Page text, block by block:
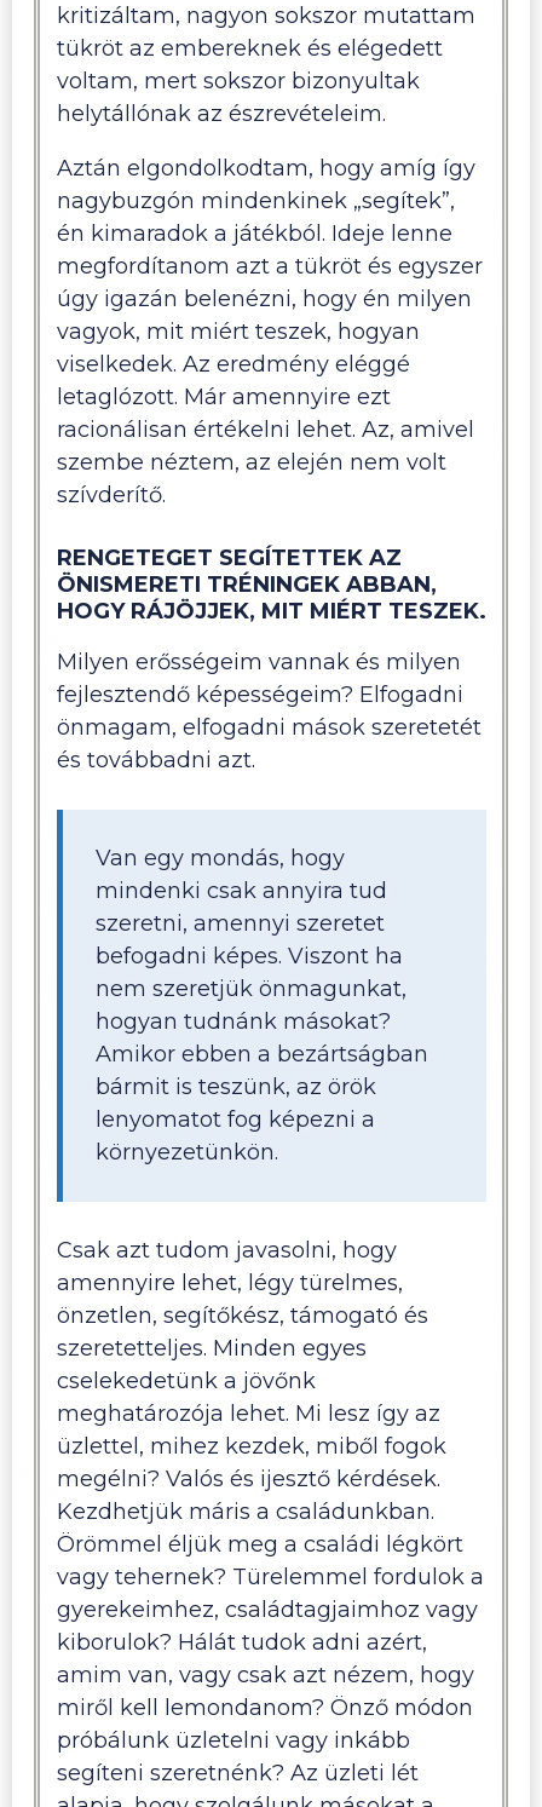
kritizáltam, nagyon sokszor mutattam
tükröt az embereknek és elégedett
voltam, mert sokszor bizonyultak
helytállónak az észrevételeim.
Aztán elgondolkodtam, hogy amíg így
nagybuzgón mindenkinek „segítek”,
én kimaradok a játékból. Ideje lenne
megfordítanom azt a tükröt és egyszer
úgy igazán belenézni, hogy én milyen
vagyok, mit miért teszek, hogyan
viselkedek. Az eredmény eléggé
letaglózott. Már amennyire ezt
racionálisan értékelni lehet. Az, amivel
szembe néztem, az elején nem volt
szívderítő.
RENGETEGET SEGÍTETTEK AZ
ÖNISMERETI TRÉNINGEK ABBAN,
HOGY RÁJÖJJEK, MIT MIÉRT TESZEK.
Milyen erősségeim vannak és milyen
fejlesztendő képességeim? Elfogadni
önmagam, elfogadni mások szeretetét
és továbbadni azt.
Van egy mondás, hogy
mindenki csak annyira tud
szeretni, amennyi szeretet
befogadni képes. Viszont ha
nem szeretjük önmagunkat,
hogyan tudnánk másokat?
Amikor ebben a bezártságban
bármit is teszünk, az örök
lenyomatot fog képezni a
környezetünkön.
Csak azt tudom javasolni, hogy
amennyire lehet, légy türelmes,
önzetlen, segítőkész, támogató és
szeretetteljes. Minden egyes
cselekedetünk a jövőnk
meghatározója lehet. Mi lesz így az
üzlettel, mihez kezdek, miből fogok
megélni? Valós és ijesztő kérdések.
Kezdhetjük máris a családunkban.
Örömmel éljük meg a családi légkört
vagy tehernek? Türelemmel fordulok a
gyerekeimhez, családtagjaimhoz vagy
kiborulok? Hálát tudok adni azért,
amim van, vagy csak azt nézem, hogy
miről kell lemondanom? Önző módon
próbálunk üzletelni vagy inkább
segíteni szeretnénk? Az üzleti lét